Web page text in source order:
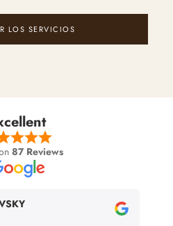
LOS SERVICIOS
87 Reviews